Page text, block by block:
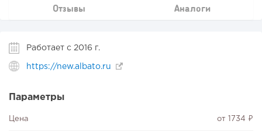
Отзывы Аналоги
Работает с 2016 г.
https://new.albato.ru
Параметры
Цена от 1734 ₽